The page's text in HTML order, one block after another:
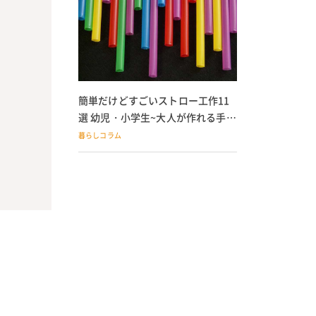
簡単だけどすごいストロー工作11
選 幼児・小学生~大人が作れる手作
りおもちゃ
暮らしコラム